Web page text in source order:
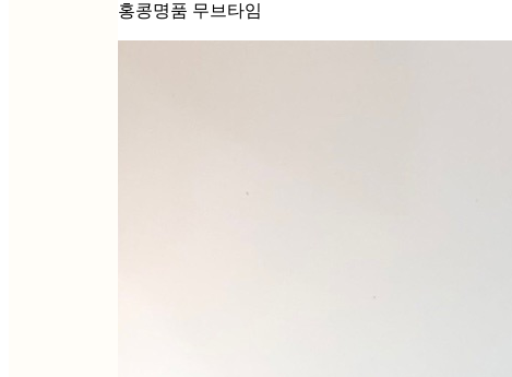
홍콩명품 무브타임